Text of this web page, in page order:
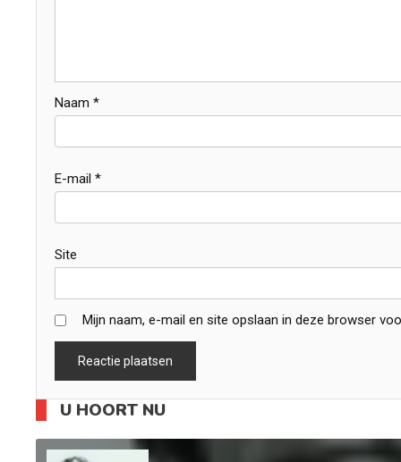
Naam *
E-mail *
Site
Mijn naam, e-mail en site opslaan in deze browser
U HOORT NU